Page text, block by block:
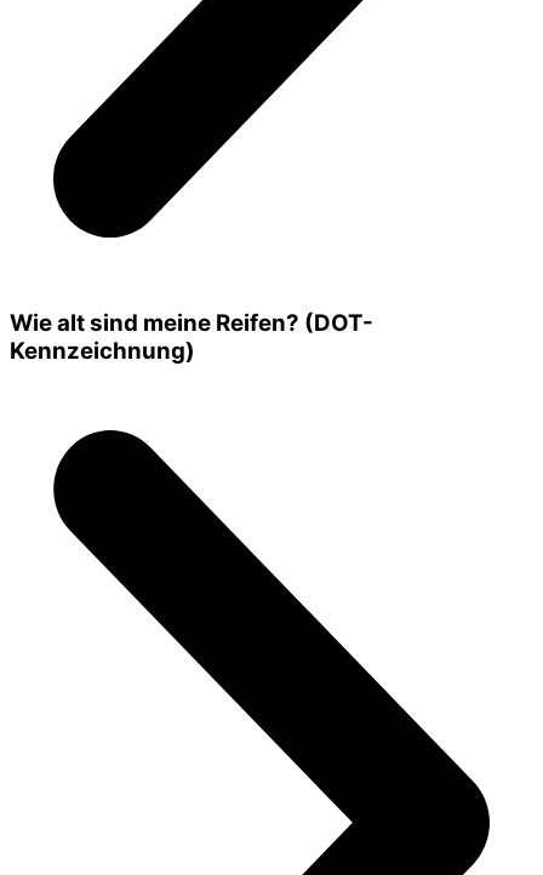
Wie alt sind meine Reifen? (DOT-
Kennzeichnung)